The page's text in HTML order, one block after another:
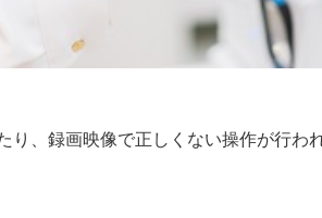
、録画映像で正しくない操作が行わ